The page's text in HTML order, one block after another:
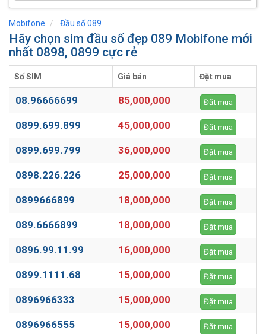
Mobifone Đầu số 089
Hãy chọn sim đầu số đẹp 089 Mobifone mới
nhất 0898, 0899 cực rẻ
Số SIM Giá bán Đặt mua
08.96666699 85,000,000 Đặt mua
0899.699.899 45,000,000 Đặt mua
0899.699.799 36,000,000 Đặt mua
0898.226.226 25,000,000 Đặt mua
0899666899 18,000,000 Đặt mua
089.6666899 18,000,000 Đặt mua
0896.99.11.99 16,000,000 Đặt mua
0899.1111.68 15,000,000 Đặt mua
0896966333 15,000,000 Đặt mua
0896966555 15,000,000 Đặt mua